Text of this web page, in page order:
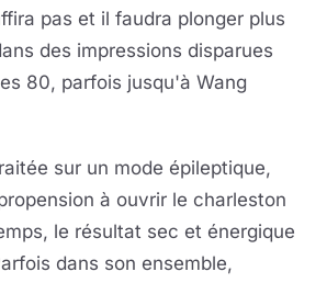
pas et il faudra plonger plus
des impressions disparues
80, parfois jusqu'à Wang
sur un mode épileptique,
à ouvrir le charleston
le résultat sec et énergique
dans son ensemble,